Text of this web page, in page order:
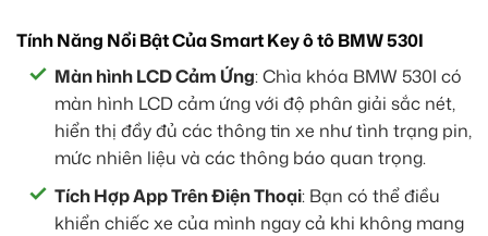
Tính Năng Nổi Bật Của Smart Key ô tô BMW 530I
Màn hình LCD Cảm Ứng: Chìa khóa BMW 530I có
màn hình LCD cảm ứng với độ phân giải sắc nét,
hiển thị đầy đủ các thông tin xe như tình trạng pin,
mức nhiên liệu và các thông báo quan trọng.
Tích Hợp App Trên Điện Thoại: Bạn có thể điều
khiển chiếc xe của mình ngay cả khi không mang